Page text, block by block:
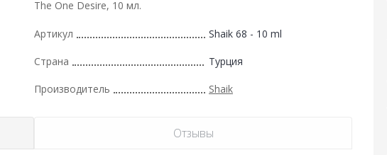
The One Desire, 10 мл.
Артикул Shaik 68 - 10 ml
Страна Турция
Производитель Shaik
Отзывы